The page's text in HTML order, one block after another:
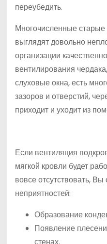
переубедить.
Многочисленные старые
выглядят довольно
организации
вентилирования
слуховые окна, есть
зазоров и отверстий,
приходит и уходит из
Если вентиляция
мягкой кровли будет
вовсе отсутствовать,
неприятностей:
Образование
Появление